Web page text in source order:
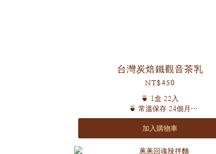
台灣炭焙鐵觀音茶乳
NT$450
🍵 1盒 22入
🍵 常溫保存 24個月
有濃郁堅果香與烘焙香氣，濃厚圓潤
獨特炭焙工藝 香氣濃烈 韻味悠長！
加入購物車